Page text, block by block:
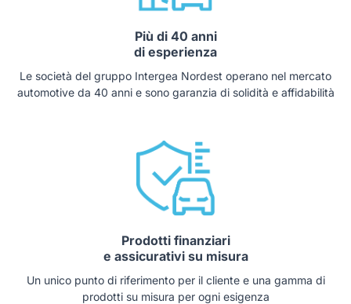
Più di 40 anni
di esperienza
Le società del gruppo Intergea Nordest operano nel mercato
automotive da 40 anni e sono garanzia di solidità e affidabilità
Prodotti finanziari
e assicurativi su misura
Un unico punto di riferimento per il cliente e una gamma di
prodotti su misura per ogni esigenza